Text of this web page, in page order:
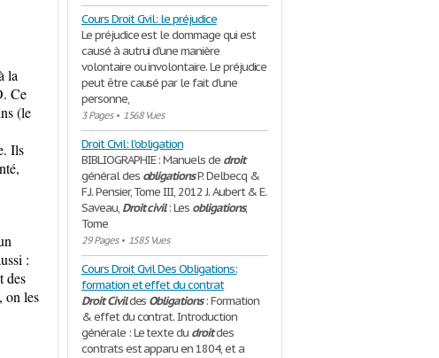
la
Ce
(le
Ils
:
des
on les
Cours Droit Civil: le préjudice
Le préjudice est le dommage qui est
causé à autrui d'une manière
volontaire ou involontaire. Le préjudice
peut être causé par le fait d'une
personne,
3 Pages• 1568 Vues
Droit Civil: l'obligation
BIBLIOGRAPHIE : Manuels de droit
général des obligationsP. Delbecq &
F.J. Pensier, Tome III, 2012 J. Aubert & E.
Saveau, Droitcivil: Les obligations,
Tome
29 Pages• 1585 Vues
Cours Droit Civil Des Obligations:
formation et effet du contrat
DroitCivildes Obligations: Formation
& effet du contrat. Introduction
générale : Le texte dudroitdes
contrats est apparu en 1804, et a